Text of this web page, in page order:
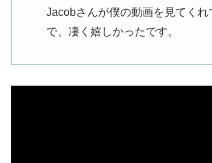
Jacobさんが僕の動画を見てくれ
で、凄く嬉しかったです。